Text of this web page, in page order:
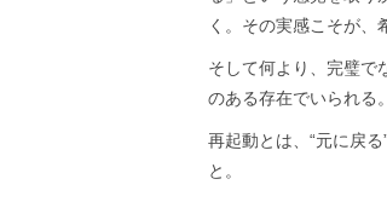
く。その実感こそが、
そして何より、完璧で
のある存在でいられる
再起動とは、“元に戻
と。